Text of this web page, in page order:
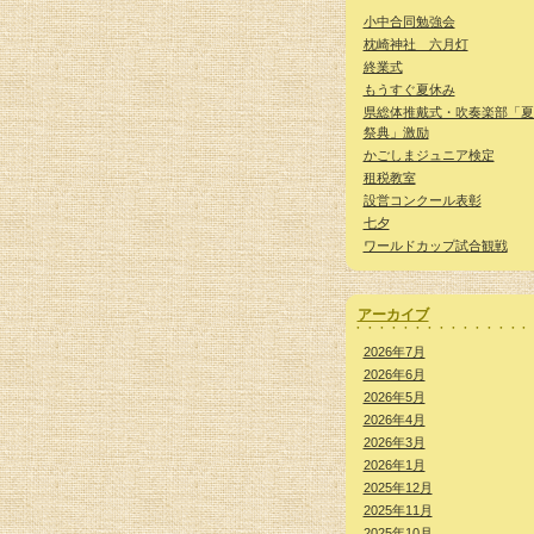
小中合同勉強会
枕崎神社 六月灯
終業式
もうすぐ夏休み
県総体推戴式・吹奏楽部「
祭典」激励
かごしまジュニア検定
租税教室
設営コンクール表彰
七夕
ワールドカップ試合観戦
アーカイブ
2026年7月
2026年6月
2026年5月
2026年4月
2026年3月
2026年1月
2025年12月
2025年11月